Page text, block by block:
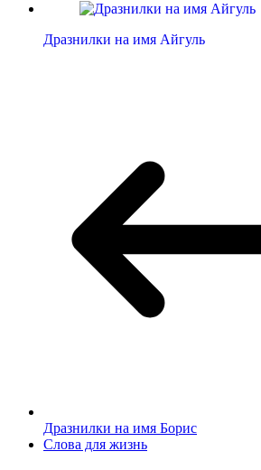
Дразнилки на имя Айгуль
Дразнилки на имя Борис
Слова для жизнь